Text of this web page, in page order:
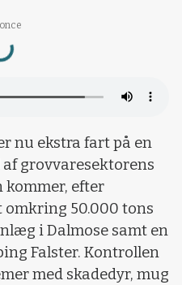
nu ekstra fart på en
grovvaresektorens
kommer, efter
omkring 50.000 tons
i Dalmose samt en
Falster. Kontrollen
med skadedyr, mug